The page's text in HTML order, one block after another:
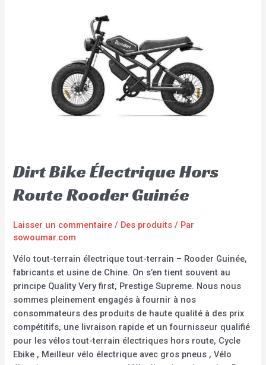
Dirt Bike Électrique Hors
Route Rooder Guinée
Laisser un commentaire / Des produits / Par
sowoumar.com
Vélo tout-terrain électrique tout-terrain – Rooder Guinée,
fabricants et usine de Chine. On s’en tient souvent au
principe Quality Very first, Prestige Supreme. Nous nous
sommes pleinement engagés à fournir à nos
consommateurs des produits de haute qualité à des prix
compétitifs, une livraison rapide et un fournisseur qualifié
pour les vélos tout-terrain électriques hors route, Cycle
Ebike , Meilleur vélo électrique avec gros pneus , Vélo